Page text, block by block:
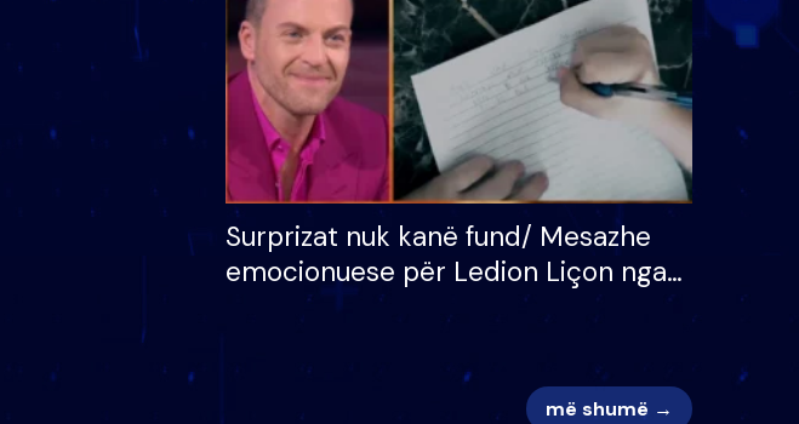
të fituar çmimin e madh
apo jo?
Surprizat nuk kanë fund/ Mesazhe
emocionuese për Ledion Liçon nga
nëna dhe fëmijët e tij, moderatori
më shumë →